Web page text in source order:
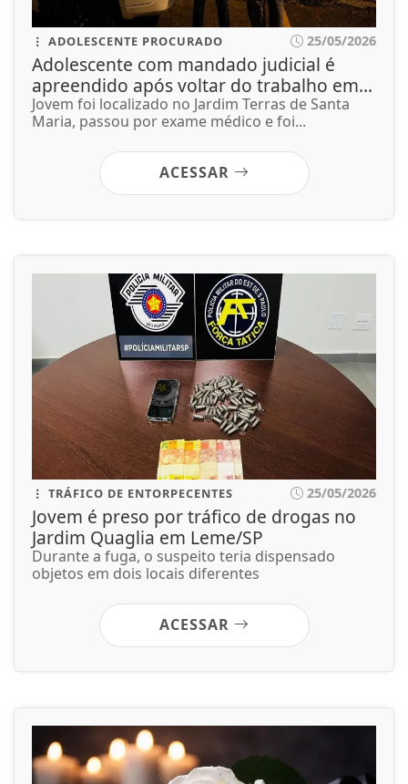
ADOLESCENTE PROCURADO 25/05/2026
Adolescente com mandado judicial é
apreendido após voltar do trabalho em...
Jovem foi localizado no Jardim Terras de Santa
Maria, passou por exame médico e foi...
ACESSAR
TRÁFICO DE ENTORPECENTES 25/05/2026
Jovem é preso por tráfico de drogas no
Jardim Quaglia em Leme/SP
Durante a fuga, o suspeito teria dispensado
objetos em dois locais diferentes
ACESSAR